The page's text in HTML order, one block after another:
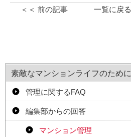
＜＜ 前の記事 一覧に戻る
素敵なマンションライフのために
管理に関するFAQ
編集部からの回答
マンション管理